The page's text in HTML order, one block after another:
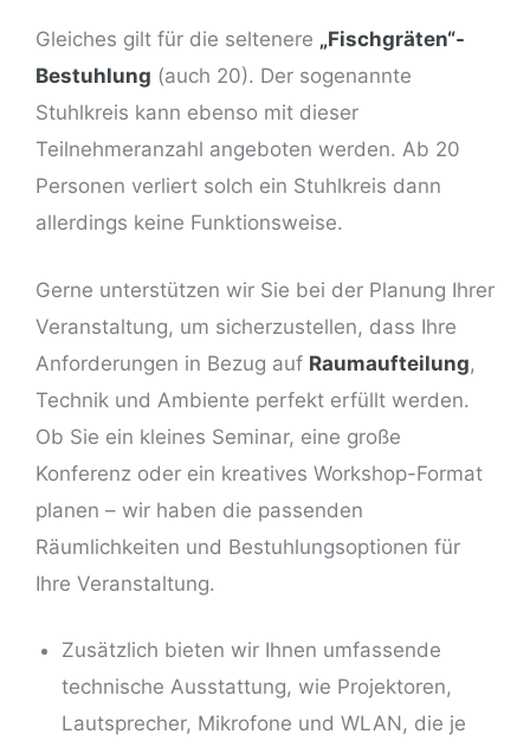
Gleiches gilt für die seltenere „Fischgräten“-
Bestuhlung (auch 20). Der sogenannte
Stuhlkreis kann ebenso mit dieser
Teilnehmeranzahl angeboten werden. Ab 20
Personen verliert solch ein Stuhlkreis dann
allerdings keine Funktionsweise.
Gerne unterstützen wir Sie bei der Planung Ihrer
Veranstaltung, um sicherzustellen, dass Ihre
Anforderungen in Bezug auf Raumaufteilung,
Technik und Ambiente perfekt erfüllt werden.
Ob Sie ein kleines Seminar, eine große
Konferenz oder ein kreatives Workshop-Format
planen – wir haben die passenden
Räumlichkeiten und Bestuhlungsoptionen für
Ihre Veranstaltung.
Zusätzlich bieten wir Ihnen umfassende
technische Ausstattung, wie Projektoren,
Lautsprecher, Mikrofone und WLAN, die je